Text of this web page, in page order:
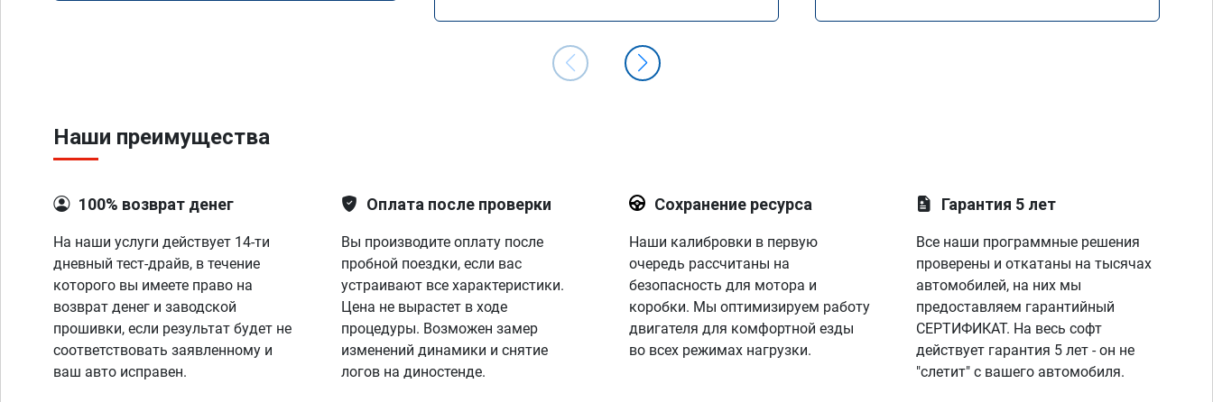
Наши преимущества
100% возврат денег
На наши услуги действует 14-ти
дневный тест-драйв, в течение
которого вы имеете право на
возврат денег и заводской
прошивки, если результат будет не
соответствовать заявленному и
ваш авто исправен.
Оплата после проверки
Вы производите оплату после
пробной поездки, если вас
устраивают все характеристики.
Цена не вырастет в ходе
процедуры. Возможен замер
изменений динамики и снятие
логов на диностенде.
Сохранение ресурса
Наши калибровки в первую
очередь рассчитаны на
безопасность для мотора и
коробки. Мы оптимизируем работу
двигателя для комфортной езды
во всех режимах нагрузки.
Гарантия 5 лет
Все наши программные решения
проверены и откатаны на тысячах
автомобилей, на них мы
предоставляем гарантийный
СЕРТИФИКАТ. На весь софт
действует гарантия 5 лет - он не
"слетит" с вашего автомобиля.